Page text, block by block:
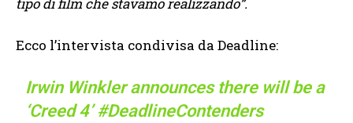
Ecco l’intervista condivisa da Deadline:
Irwin Winkler announces there will be a
‘Creed 4’#DeadlineContenders